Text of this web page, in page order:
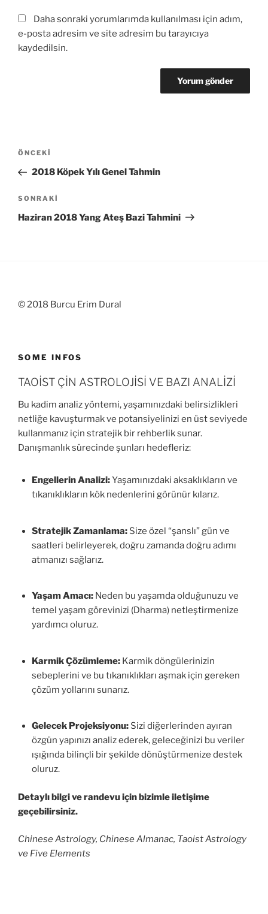
Daha sonraki yorumlarımda kullanılması için adım,
e-posta adresim ve site adresim bu tarayıcıya
kaydedilsin.
Yazı
Önceki
Yazı
ÖNCEKI
2018 Köpek Yılı Genel Tahmin
Sonraki
Yazı
SONRAKI
Haziran 2018 Yang Ateş Bazi Tahmini
© 2018 Burcu Erim Dural
SOME INFOS
TAOİST ÇİN ASTROLOJİSİ VE BAZI ANALİZİ
Bu kadim analiz yöntemi, yaşamınızdaki belirsizlikleri
netliğe kavuşturmak ve potansiyelinizi en üst seviyede
kullanmanız için stratejik bir rehberlik sunar.
Danışmanlık sürecinde şunları hedefleriz:
Engellerin Analizi:Yaşamınızdaki aksaklıkların ve
tıkanıklıkların kök nedenlerini görünür kılarız.
Stratejik Zamanlama:Size özel “şanslı” gün ve
saatleri belirleyerek, doğru zamanda doğru adımı
atmanızı sağlarız.
Yaşam Amacı:Neden bu yaşamda olduğunuzu ve
temel yaşam görevinizi (Dharma) netleştirmenize
yardımcı oluruz.
Karmik Çözümleme:Karmik döngülerinizin
sebeplerini ve bu tıkanıklıkları aşmak için gereken
çözüm yollarını sunarız.
Gelecek Projeksiyonu:Sizi diğerlerinden ayıran
özgün yapınızı analiz ederek, geleceğinizi bu veriler
ışığında bilinçli bir şekilde dönüştürmenize destek
oluruz.
Detaylı bilgi ve randevu için bizimle iletişime
geçebilirsiniz.
Chinese Astrology, Chinese Almanac, Taoist Astrology
ve Five Elements